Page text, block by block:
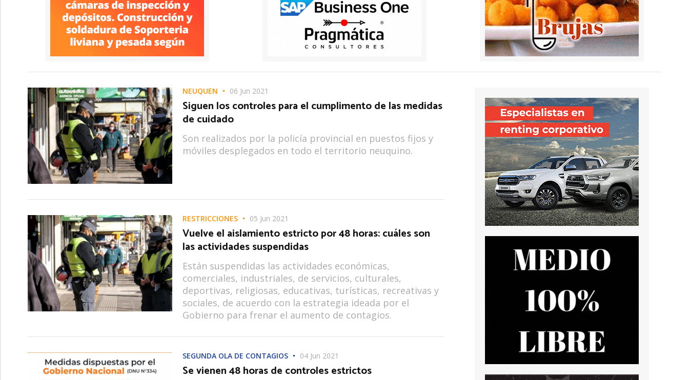
NEUQUÉN 06 Jun 2021
Siguen los controles para el cumplimento de las medidas
de cuidado
Son realizados por la policía provincial en puestos fijos y
móviles desplegados en todo el territorio neuquino.
RESTRICCIONES 05 Jun 2021
Vuelve el aislamiento estricto por 48 horas: cuáles son
las actividades suspendidas
Están suspendidas las actividades económicas,
comerciales, industriales, de servicios, culturales,
deportivas, religiosas, educativas, turísticas, recreativas y
sociales, de acuerdo con la estrategia ideada por el
Gobierno para frenar el aumento de contagios.
SEGUNDA OLA DE CONTAGIOS 04 Jun 2021
Se vienen 48 horas de controles estrictos